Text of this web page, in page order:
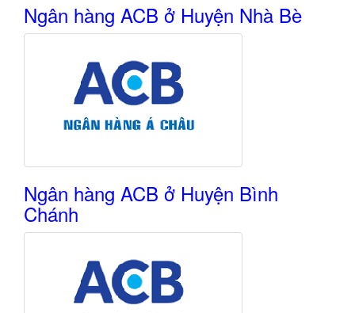
Ngân hàng ACB ở Huyện Nhà Bè
Ngân hàng ACB ở Huyện Bình
Chánh